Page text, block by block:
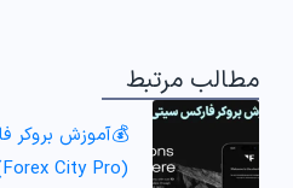
مطالب مرتبط
💰آموزش بروکر
(Forex City Pro)🎯